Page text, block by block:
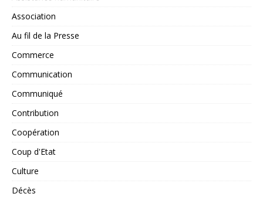
Association
Au fil de la Presse
Commerce
Communication
Communiqué
Contribution
Coopération
Coup d'Etat
Culture
Décès